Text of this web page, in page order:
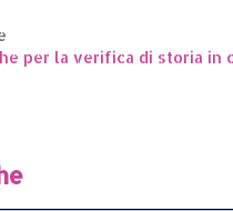
per la verifica di storia in